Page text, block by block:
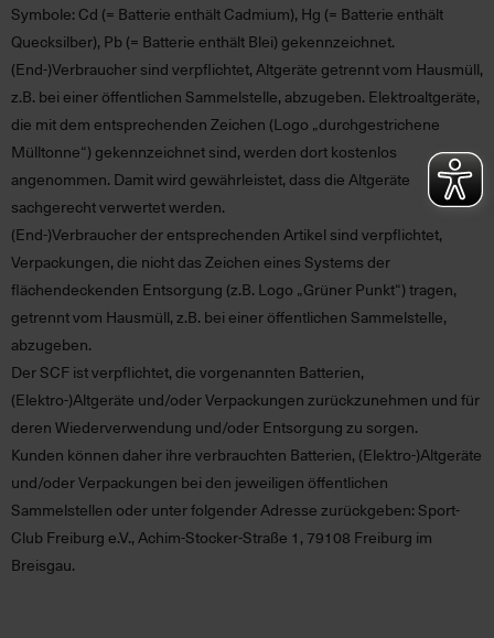
Symbole: Cd (= Batterie enthält Cadmium), Hg (= Batterie enthält
Quecksilber), Pb (= Batterie enthält Blei) gekennzeichnet.
(End-)Verbraucher sind verpflichtet, Altgeräte getrennt vom Hausmüll,
z.B. bei einer öffentlichen Sammelstelle, abzugeben. Elektroaltgeräte,
die mit dem entsprechenden Zeichen (Logo „durchgestrichene
Mülltonne“) gekennzeichnet sind, werden dort kostenlos
angenommen. Damit wird gewährleistet, dass die Altgeräte
sachgerecht verwertet werden.
(End-)Verbraucher der entsprechenden Artikel sind verpflichtet,
Verpackungen, die nicht das Zeichen eines Systems der
flächendeckenden Entsorgung (z.B. Logo „Grüner Punkt“) tragen,
getrennt vom Hausmüll, z.B. bei einer öffentlichen Sammelstelle,
abzugeben.
Der SCF ist verpflichtet, die vorgenannten Batterien,
(Elektro-)Altgeräte und/oder Verpackungen zurückzunehmen und für
deren Wiederverwendung und/oder Entsorgung zu sorgen.
Kunden können daher ihre verbrauchten Batterien, (Elektro-)Altgeräte
und/oder Verpackungen bei den jeweiligen öffentlichen
Sammelstellen oder unter folgender Adresse zurückgeben: Sport-
Club Freiburg e.V., Achim-Stocker-Straße 1, 79108 Freiburg im
Breisgau.